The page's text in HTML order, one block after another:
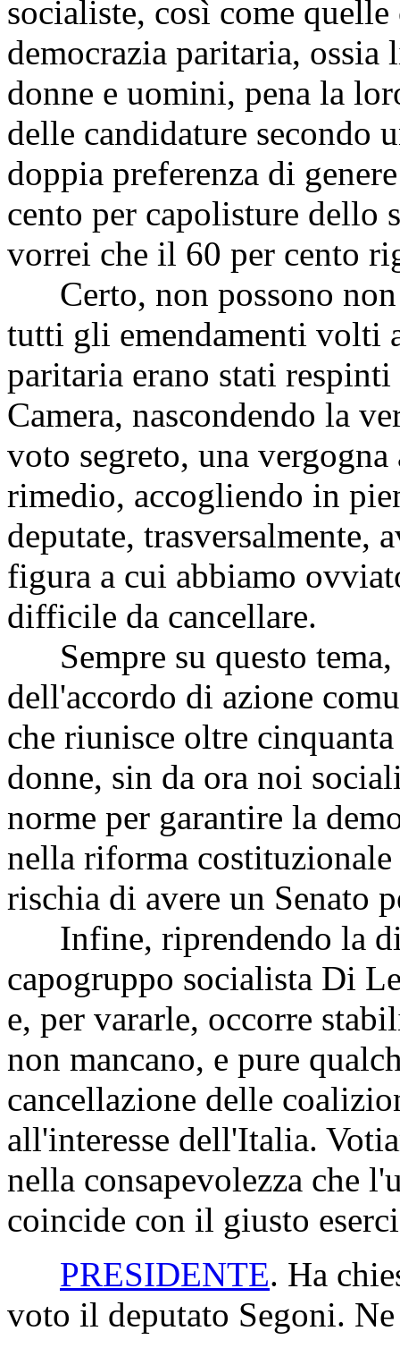
socialiste, così come
democrazia paritaria, ossia
donne e uomini, pena la
delle candidature secondo
doppia preferenza di
cento per capolisture dello
vorrei che il 60 per cento
Certo, non possono non
tutti gli emendamenti volti
paritaria erano stati
Camera, nascondendo la
voto segreto, una
rimedio, accogliendo in
deputate, trasversalmente,
figura a cui abbiamo
difficile da cancellare.
Sempre su questo tema,
dell'accordo di azione
che riunisce oltre
donne, sin da ora noi
norme per garantire la
nella riforma
rischia di avere un Senato
Infine, riprendendo la
capogruppo socialista Di
e, per vararle, occorre
non mancano, e pure
cancellazione delle
all'interesse dell'Italia.
nella consapevolezza che
coincide con il giusto
PRESIDENTE. Ha
voto il deputato Segoni.